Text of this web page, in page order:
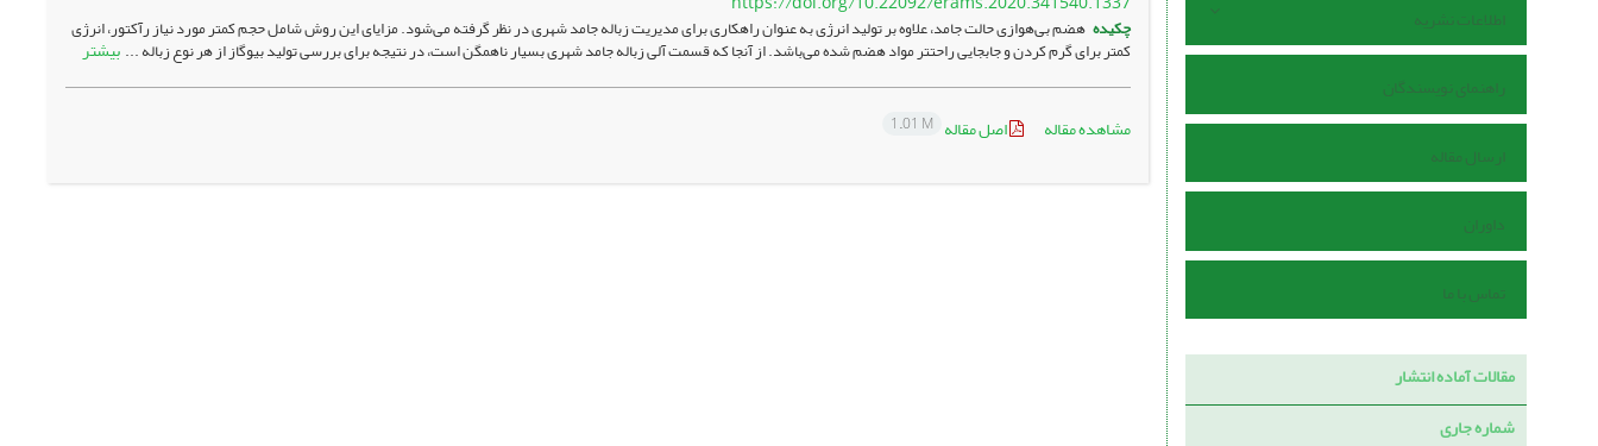
اطلاعات نشریه
راهنمای نویسندگان
ارسال مقاله
داوران
تماس با ما
مقالات آماده انتشار
شماره جاری
چکیده هضم بی‌هوازی حالت جامد، علاوه بر تولید انرژی به عنوان راهکاری برای مدیریت زباله جامد شهری در نظر گرفته می‌شود. مزایای این روش شامل حجم کمتر مورد نیاز رآکتور، انرژی
کمتر برای گرم کردن و جابجایی راحت­تر مواد هضم شده می‌باشد. از آنجا که قسمت آلی زباله جامد شهری بسیار ناهمگن است، در نتیجه برای بررسی تولید بیوگاز از هر نوع زباله ...بیشتر
مشاهده مقاله اصل مقاله 1.01 M